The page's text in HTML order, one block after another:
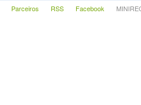
Parceiros RSS Facebook